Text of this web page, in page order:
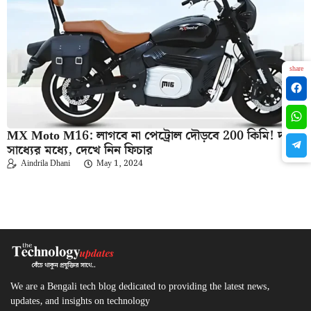
MX Moto M16: লাগবে না পেট্রোল দৌড়বে 200 কিমি! দামও
সাধ্যের মধ্যে, দেখে নিন ফিচার
Aindrila Dhani May 1, 2024
We are a Bengali tech blog dedicated to providing the latest news,
updates, and insights on technology
share